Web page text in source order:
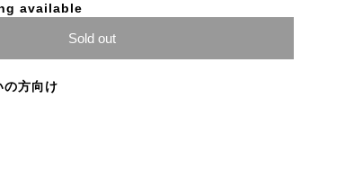
available
Sold out
の方向け